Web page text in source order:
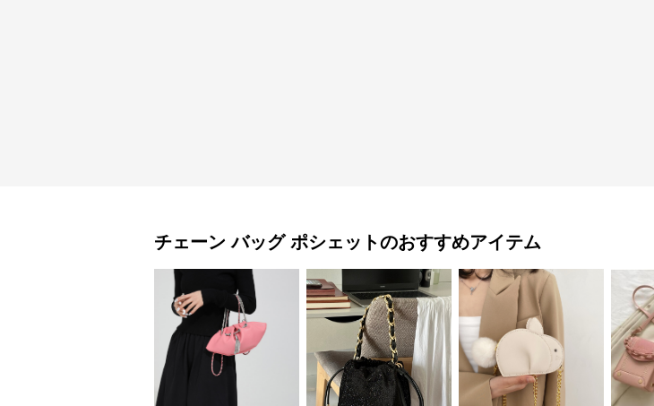
チェーン バッグ ポシェットのおすすめアイテム